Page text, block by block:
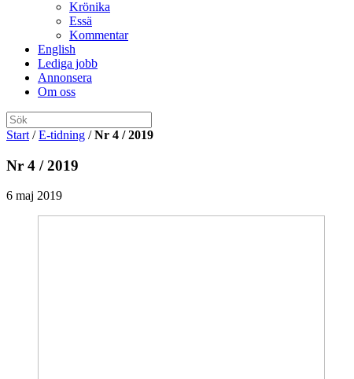
Krönika
Essä
Kommentar
English
Lediga jobb
Annonsera
Om oss
Start /E-tidning /Nr 4 / 2019
Nr 4 / 2019
6 maj 2019